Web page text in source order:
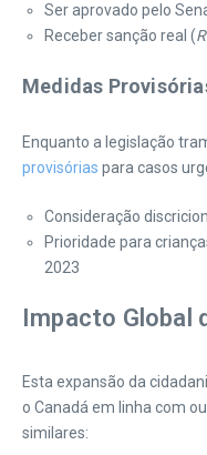
Ser aprovado pelo
Receber sanção real (
Medidas
Enquanto a legislação
provisórias para casos
Consideração
Prioridade para
2023
Impacto Global
Esta expansão da
o Canadá em linha com
similares: